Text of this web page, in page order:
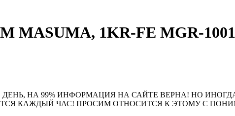
MASUMA, 1KR-FE MGR-
НА 99% ИНФОРМАЦИЯ НА САЙТЕ ВЕРНА! НО
КАЖДЫЙ ЧАС! ПРОСИМ ОТНОСИТСЯ К ЭТОМУ С